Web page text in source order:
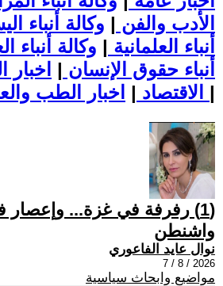
الأدب والفن | وكالة أنباء
أنباء العلمانية | وكالة أنباء
أنباء حقوق الإنسان | اخبار
الاقتصاد | |
(1) رفرفة في غزة... وإعصار
واشنطن
نوال عايد الفاعوري
2026 / 8 / 7
مواضيع وابحاث سياسية